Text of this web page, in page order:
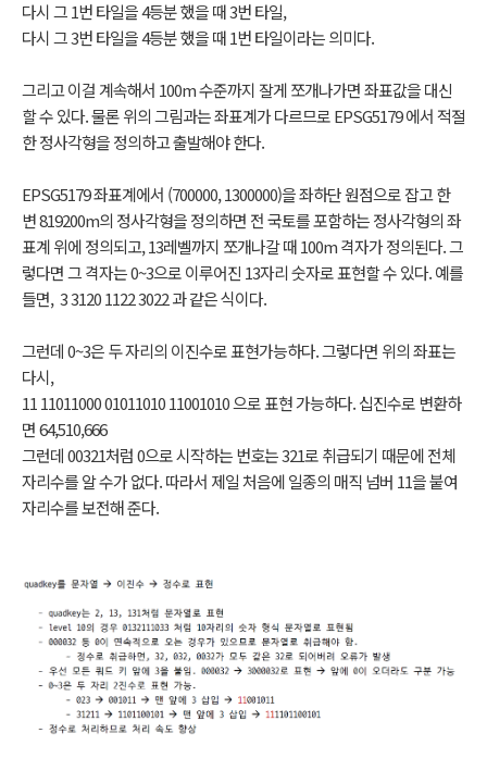
다시 그 1번 타일을 4등분 했을 때 3번 타일,
다시 그 3번 타일을 4등분 했을 때 1번 타일이라는 의미다.
그리고 이걸 계속해서 100m 수준까지 잘게 쪼개나가면 좌표값을 대신
할 수 있다. 물론 위의 그림과는 좌표계가 다르므로 EPSG5179 에서 적절
한 정사각형을 정의하고 출발해야 한다.
EPSG5179 좌표계에서 (700000, 1300000)을 좌하단 원점으로 잡고 한
변 819200m의 정사각형을 정의하면 전 국토를 포함하는 정사각형의 좌
표계 위에 정의되고, 13레벨까지 쪼개나갈 때 100m 격자가 정의된다. 그
렇다면 그 격자는 0~3으로 이루어진 13자리 숫자로 표현할 수 있다. 예를
들면, 3 3120 1122 3022 과 같은 식이다.
그런데 0~3은 두 자리의 이진수로 표현가능하다. 그렇다면 위의 좌표는
다시,
11 11011000 01011010 11001010 으로 표현 가능하다. 십진수로 변환하
면 64,510,666
그런데 00321처럼 0으로 시작하는 번호는 321로 취급되기 때문에 전체
자리수를 알 수가 없다. 따라서 제일 처음에 일종의 매직 넘버 11을 붙여
자리수를 보전해 준다.